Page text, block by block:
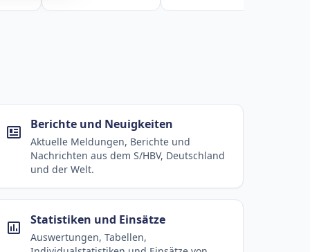
Berichte und Neuigkeiten
Aktuelle Meldungen, Berichte und
Nachrichten aus dem S/HBV, Deutschland
und der Welt.
Statistiken und Einsätze
Auswertungen, Tabellen,